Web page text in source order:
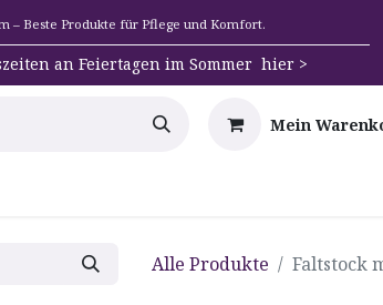
– Beste Produkte für Pflege und Komfort.
an Feiertagen im Sommer hier >
Mein
Alle Produkte Faltstock